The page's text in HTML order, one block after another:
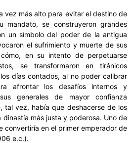
vez más alto para evitar el destino de
mandato, se construyeron grandes
un símbolo del poder de la antigua
el sufrimiento y muerte de sus
en su intento de perpetuarse
se transformaron en tiránicos
días contados, al no poder calibrar
afrontar los desafíos internos y
generales de mayor confianza
tal vez, había que deshacerse de los
dinastía más justa y poderosa. Uno de
convertiría en el primer emperador de
e.c.).